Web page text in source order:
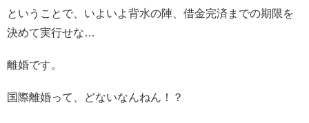
ということで、いよいよ背水の陣、借金完済までの期限を
決めて実行せな…
離婚です。
国際離婚って、どないなんねん！？